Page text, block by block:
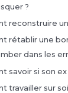
?
reconstruire
rétablir une
dans les
savoir si son ex
travailler sur